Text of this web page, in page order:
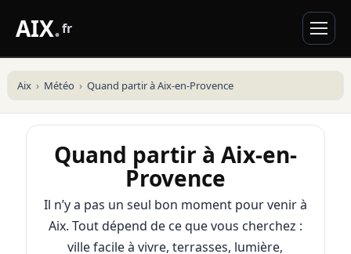
AIX.fr
Aix Météo Quand partir à Aix-en-Provence
Quand partir à Aix-en-
Provence
Il n’y a pas un seul bon moment pour venir à
Aix. Tout dépend de ce que vous cherchez :
ville facile à vivre, terrasses, lumière,